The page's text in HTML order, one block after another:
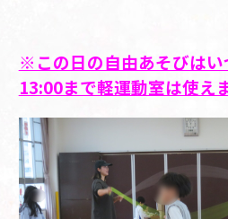
※この日の自由あそびは
13:00まで軽運動室は使え